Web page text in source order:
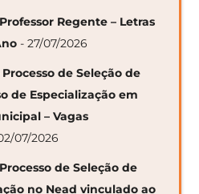
Regente – Letras
- 27/07/2026
de Seleção de
de Especialização em
– Vagas
07/2026
de Seleção de
no Nead vinculado ao